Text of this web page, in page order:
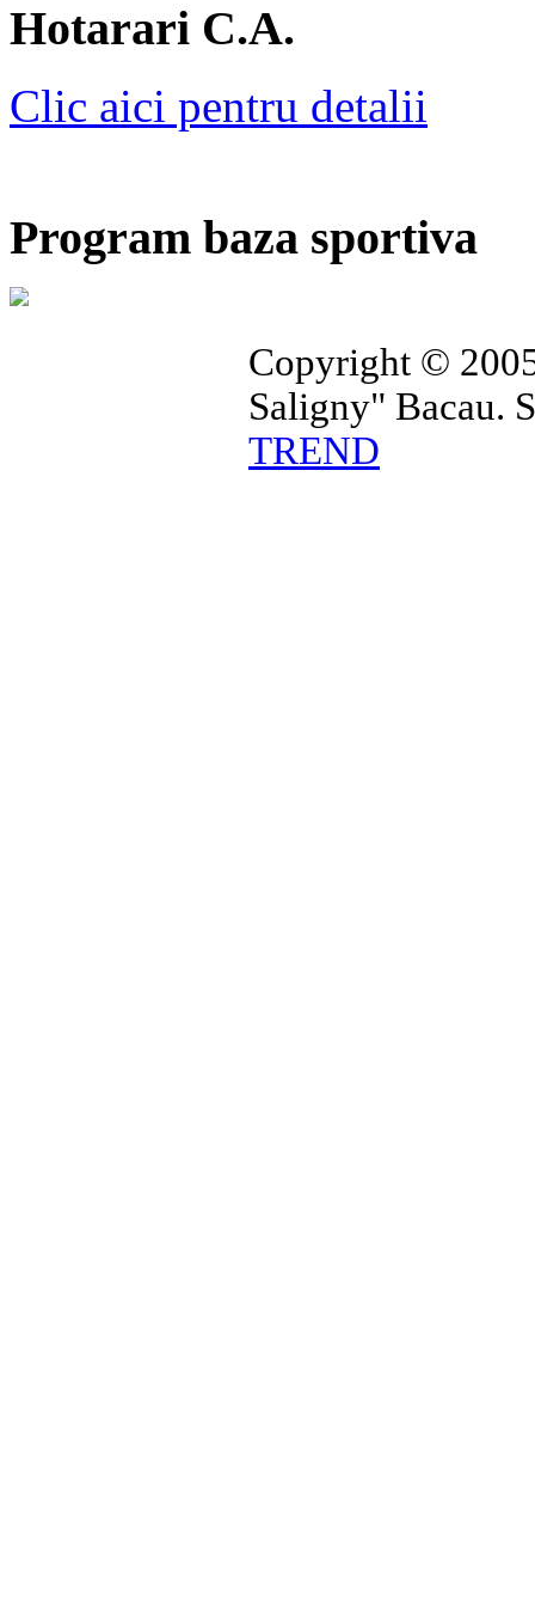
Hotarari C.A.
Clic aici pentru detalii
Program baza sportiva
Copyright ©
Saligny" Bacau.
TREND